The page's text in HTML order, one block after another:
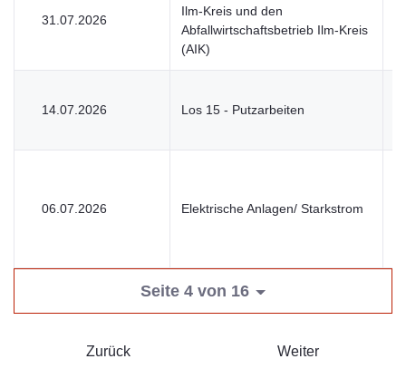
31.07.2026
Ilm-Kreis und den
Abfallwirtschaftsbetrieb Ilm-Kreis
(AIK)
14.07.2026 Los 15 - Putzarbeiten
06.07.2026 Elektrische Anlagen/ Starkstrom
Seite 4 von 16
Zurück Weiter